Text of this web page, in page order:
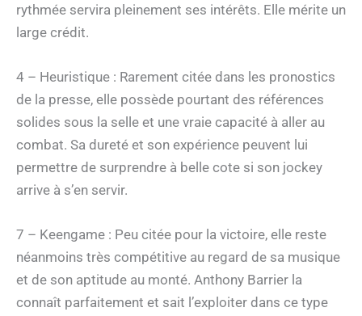
rythmée servira pleinement ses intérêts. Elle mérite un
large crédit.
4 – Heuristique : Rarement citée dans les pronostics
de la presse, elle possède pourtant des références
solides sous la selle et une vraie capacité à aller au
combat. Sa dureté et son expérience peuvent lui
permettre de surprendre à belle cote si son jockey
arrive à s’en servir.
7 – Keengame : Peu citée pour la victoire, elle reste
néanmoins très compétitive au regard de sa musique
et de son aptitude au monté. Anthony Barrier la
connaît parfaitement et sait l’exploiter dans ce type